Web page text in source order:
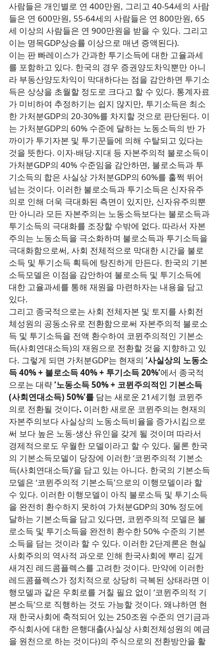
사람들은 개인별로 연 400만원, 그리고 40-54세의 사람
들은 연 600만원, 55-64세의 사람들은 연 800만원, 65
세 이상의 사람들은 연 900만원을 받을 수 있다. 그리고
이는 명목GDP상승률 이상으로 매년 증액된다).
이는 판 빠레이스가 간과한 투기소득에 대한 고율과세
를 포함하고 있다. 한국의 경우 증권양도차익뿐만 아니
라 부동산양도차익이 막대하다는 점을 감안하면 투기소
득은 상상을 초월할 정도로 크다고 할 수 있다. 통계자료
가 미비하여 추정하기는 쉽지 않지만, 투기소득은 최소
한 가처분GDP의 20-30%를 차지할 것으로 판단된다. 이
는 가처분GDP의 60% 수준에 달하는 노동소득의 반 가
까이가 투기자본 및 투기꾼들에 의해 수탈되고 있다는
것을 뜻한다. 이자‧배당‧지대 등 자본주의적 불로소득이
가처분GDP의 40% 수준임을 감안하면, 불로소득과 투
기소득의 합은 사실상 가처분GDP의 60%를 훌쩍 뛰어
넘는 것이다. 이러한 불로소득과 투기소득은 신자유주
의로 인해 더욱 극대화된 측면이 있지만, 신자유주의뿐
만 아니라 모든 자본주의는 노동소득보다는 불로소득과
투기소득의 극대화를 조장할 수밖에 없다. 따라서 자본
주의는 노동소득을 극소화하며 불로소득과 투기소득을
극대화함으로써, 사회 전체적으로 막대한 시간을 불로
소득 및 투기소득 획득에 탕진하게 만든다. 한국의 기본
소득모델은 이점을 감안하여 불로소득 및 투기소득에
대한 고율과세를 통해 재원을 마련하자는 내용을 담고
있다.
그리고 종국적으로는 사회 전체자본 및 토지를 사회전
체성원의 공동소유로 전환함으로써 자본주의적 불로소
득 및 투기소득을 전액 환수하여 코뮌주의적인 기본소
득(사회연대소득)의 재원으로 전환할 것을 지향하고 있
다. 그렇게 되면 가처분GDP는 현재의 ‘사실상의 노동소
득 40% + 불로소득 40% + 투기소득 20%’에서 종국적
으로는 대략‘노동소득 50% + 코뮌주의적인 기본소득
(사회연대소득) 50%’를 담는 새로운 21세기형 코뮌주
의로 전환될 것이다. 이러한 새로운 코뮌주의는 현재의
자본주의보다 사실상의 노동소득비율을 증가시킴으로
써 보다 높은 노동‧생산 유인을 갖게 될 것이며 따라서
경제적으로도 우월한 모델이라고 할 수 있다. 물론 한국
의 기본소득모델이 당장에 이러한 ‘코뮌주의적 기본소
득(사회연대소득)’을 담고 있는 아니다. 한국의 기본소득
모델은 ‘코뮌주의적 기본소득’으로의 이행모델이라 할
수 있다. 이러한 이행모델이 아직 불로소득 및 투기소득
을 완전히 환수하지 못하여 가처분GDP의 30% 정도에
달하는 기본소득을 담고 있다면, 코뮌주의적 모델은 불
로소득 및 투기소득을 완전히 환수한 50% 수준의 기본
소득을 담는 것이라 할 수 있다. 이러한 2단계론은 현실
사회주의의 역사적 과오로 인해 한국사회에 뿌리 깊게
새겨진 레드콤플렉스를 고려한 것이다. 만약에 이러한
레드콤플렉스가 정치적으로 상당히 극복된 상태라면 이
행모델과 같은 우회로를 거칠 필요 없이 ‘코뮌주의적 기
본소득’으로 직행하는 것도 가능할 것이다. 왜냐하면 현
재 한국사회에 축적되어 있는 250조원 수준의 연기금과
주식회사에 대한 은행대출(사실상 사회전체성원의 예금
을 원천으로 하는 것이다)의 주식으로의 전환방안을 활